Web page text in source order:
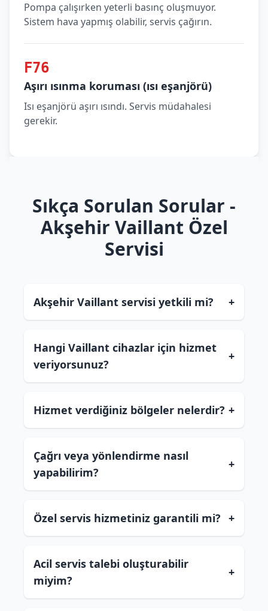
Pompa çalışırken yeterli basınç oluşmuyor.
Sistem hava yapmış olabilir, servis çağırın.
F76
Aşırı ısınma koruması (ısı eşanjörü)
Isı eşanjörü aşırı ısındı. Servis müdahalesi
gerekir.
Sıkça Sorulan Sorular -
Akşehir Vaillant Özel
Servisi
Akşehir Vaillant servisi yetkili mi? +
Hangi Vaillant cihazlar için hizmet
veriyorsunuz?
+
Hizmet verdiğiniz bölgeler nelerdir? +
Çağrı veya yönlendirme nasıl
yapabilirim?
+
Özel servis hizmetiniz garantili mi? +
Acil servis talebi oluşturabilir
miyim?
+